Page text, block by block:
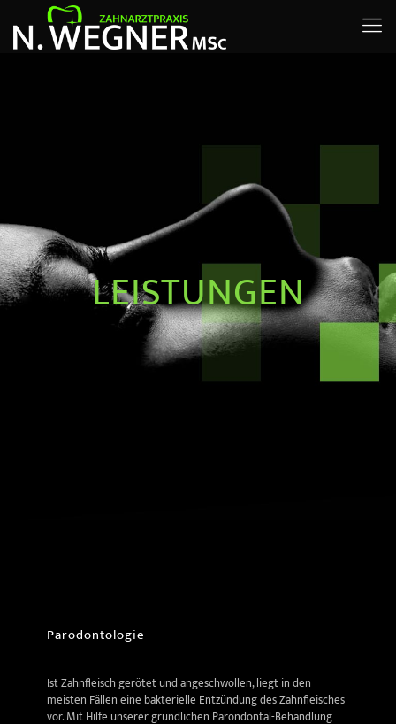
LEISTUNGEN
Parodontologie
Ist Zahnfleisch gerötet und angeschwollen, liegt in den
meisten Fällen eine bakterielle Entzündung des Zahnfleisches
vor. Mit Hilfe unserer gründlichen Parondontal-Behandlung